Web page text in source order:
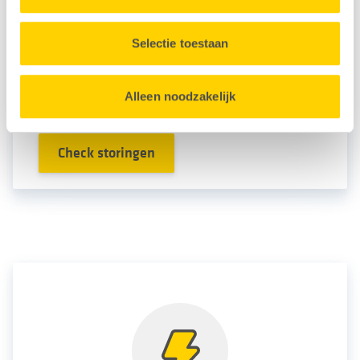
Selectie toestaan
Alleen noodzakelijk
Check storingen